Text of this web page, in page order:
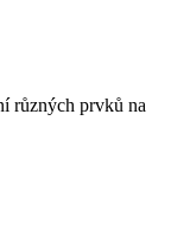
různých prvků na